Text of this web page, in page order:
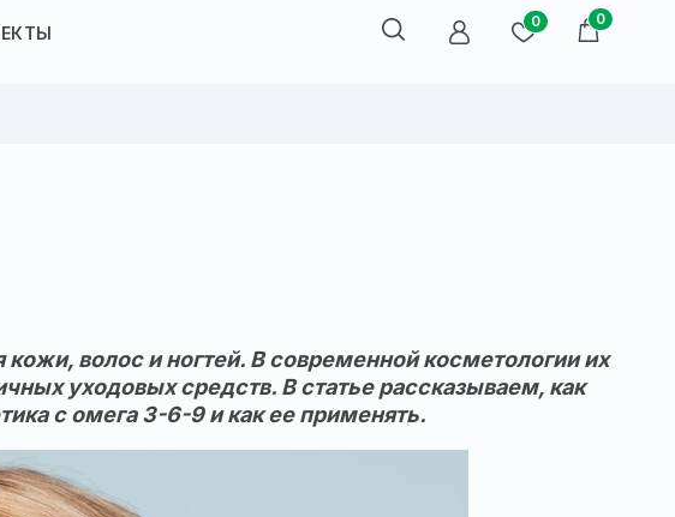
0 0
волос и ногтей. В современной косметологии их
уходовых средств. В статье рассказываем, как
с омега 3-6-9 и как ее применять.